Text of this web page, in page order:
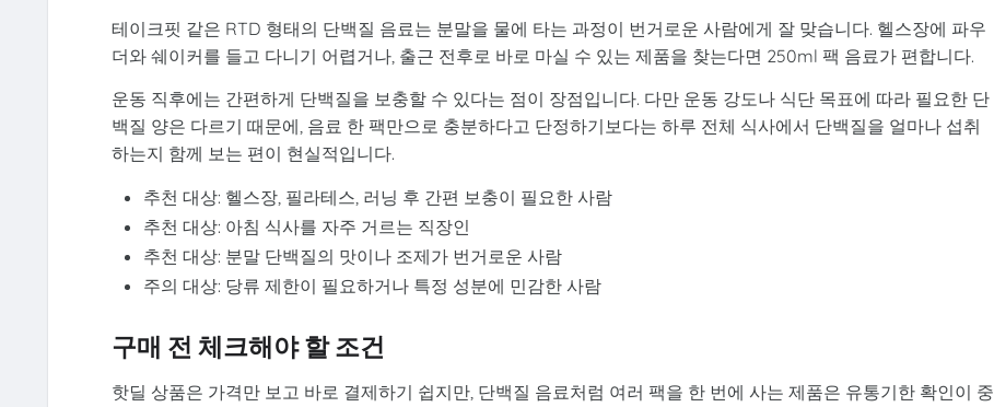
테이크핏 같은 RTD 형태의 단백질 음료는 분말을 물에 타는 과정이 번거로운 사람에게 잘 맞습니다. 헬스장에 파우
더와 쉐이커를 들고 다니기 어렵거나, 출근 전후로 바로 마실 수 있는 제품을 찾는다면 250ml 팩 음료가 편합니다.
운동 직후에는 간편하게 단백질을 보충할 수 있다는 점이 장점입니다. 다만 운동 강도나 식단 목표에 따라 필요한 단
백질 양은 다르기 때문에, 음료 한 팩만으로 충분하다고 단정하기보다는 하루 전체 식사에서 단백질을 얼마나 섭취
하는지 함께 보는 편이 현실적입니다.
추천 대상: 헬스장, 필라테스, 러닝 후 간편 보충이 필요한 사람
추천 대상: 아침 식사를 자주 거르는 직장인
추천 대상: 분말 단백질의 맛이나 조제가 번거로운 사람
주의 대상: 당류 제한이 필요하거나 특정 성분에 민감한 사람
구매 전 체크해야 할 조건
핫딜 상품은 가격만 보고 바로 결제하기 쉽지만, 단백질 음료처럼 여러 팩을 한 번에 사는 제품은 유통기한 확인이 중